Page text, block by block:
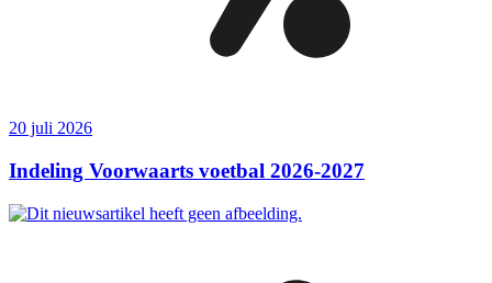
20 juli 2026
Indeling Voorwaarts voetbal 2026-2027